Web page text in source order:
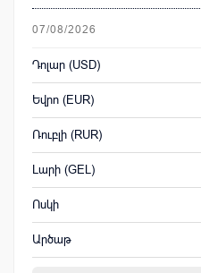
07/08/2026
Դոլար (USD)
Եվրո (EUR)
Ռուբլի (RUR)
Լարի (GEL)
Ոսկի
Արծաթ